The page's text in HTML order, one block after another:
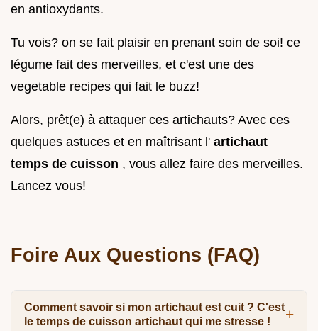
en antioxydants.
Tu vois? on se fait plaisir en prenant soin de soi! ce
légume fait des merveilles, et c'est une des
vegetable recipes qui fait le buzz!
Alors, prêt(e) à attaquer ces artichauts? Avec ces
quelques astuces et en maîtrisant l' artichaut
temps de cuisson , vous allez faire des merveilles.
Lancez vous!
Foire Aux Questions (FAQ)
Comment savoir si mon artichaut est cuit ? C'est
le temps de cuisson artichaut qui me stresse !